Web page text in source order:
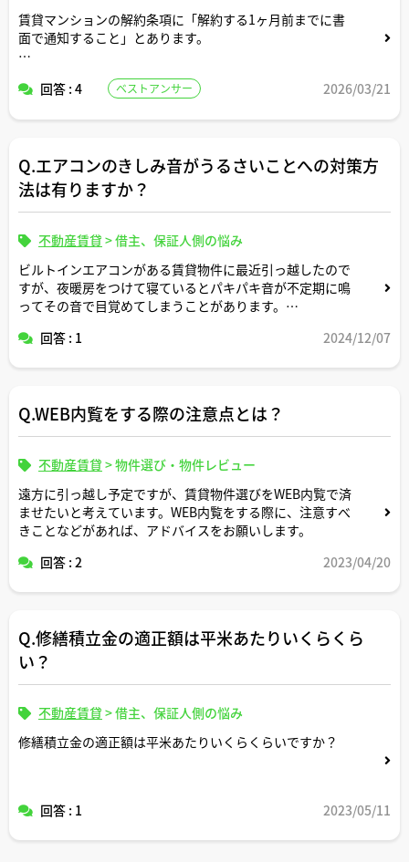
賃貸マンションの解約条項に「解約する1ヶ月前までに書
面で通知すること」とあります。
民法上いつまでに不動産会社へ連絡すればよいのでしょう
回答 : 4 ベストアンサー 2026/03/21
Q.エアコンのきしみ音がうるさいことへの対策方
法は有りますか？
不動産賃貸 >借主、保証人側の悩み
ビルトインエアコンがある賃貸物件に最近引っ越したので
すが、夜暖房をつけて寝ているとパキパキ音が不定期に鳴
ってその音で目覚めてしまうことがあります。
耐えきれなくなってエアコンメーカーの作業員に来てもら
これって賃貸物件ではあるある話ですか？何か良い知恵が
回答 : 1 2024/12/07
Q.WEB内覧をする際の注意点とは？
不動産賃貸 >物件選び・物件レビュー
遠方に引っ越し予定ですが、賃貸物件選びをWEB内覧で済
ませたいと考えています。WEB内覧をする際に、注意すべ
きことなどがあれば、アドバイスをお願いします。
回答 : 2
2023/04/20
Q.修繕積立金の適正額は平米あたりいくらくら
い？
不動産賃貸 >借主、保証人側の悩み
修繕積立金の適正額は平米あたりいくらくらいですか？
回答 : 1 2023/05/11